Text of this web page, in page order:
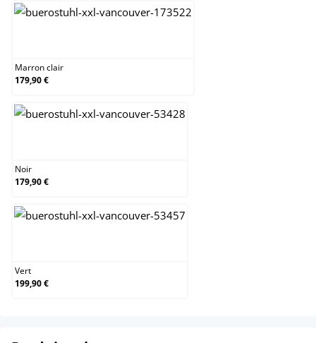
Marron clair
179,90 €
Noir
179,90 €
Vert
199,90 €